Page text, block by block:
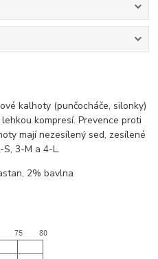
kalhoty (punčocháče, silonky)
kompresí. Prevence proti
mají nezesílený sed, zesílené
3-M a 4-L.
2% bavlna